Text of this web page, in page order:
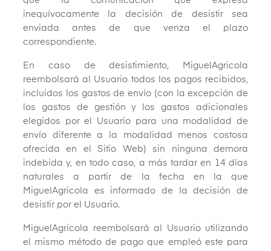
inequívocamente la decisión de desistir sea
enviada antes de que venza el plazo
correspondiente.
En caso de desistimiento, MiguelAgricola
reembolsará al Usuario todos los pagos recibidos,
incluidos los gastos de envío (con la excepción de
los gastos de gestión y los gastos adicionales
elegidos por el Usuario para una modalidad de
envío diferente a la modalidad menos costosa
ofrecida en el Sitio Web) sin ninguna demora
indebida y, en todo caso, a más tardar en 14 días
naturales a partir de la fecha en la que
MiguelAgricola es informado de la decisión de
desistir por el Usuario.
MiguelAgricola reembolsará al Usuario utilizando
el mismo método de pago que empleó este para